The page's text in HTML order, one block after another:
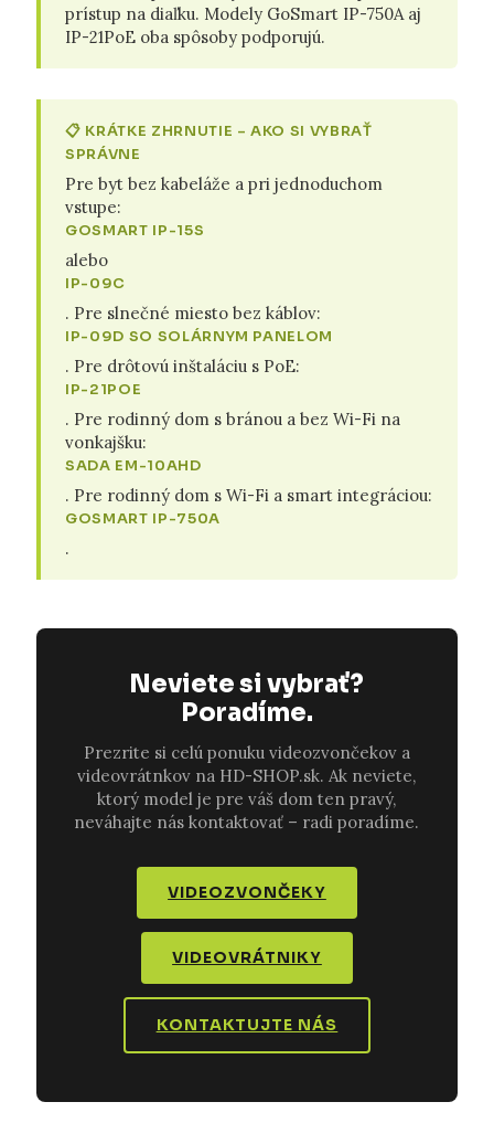
prístup na diaľku. Modely GoSmart IP-750A aj
IP-21PoE oba spôsoby podporujú.
📋 KRÁTKE ZHRNUTIE – AKO SI VYBRAŤ
SPRÁVNE
Pre byt bez kabeláže a pri jednoduchom
vstupe:
GOSMART IP-15S
alebo
IP-09C
. Pre slnečné miesto bez káblov:
IP-09D SO SOLÁRNYM PANELOM
. Pre drôtovú inštaláciu s PoE:
IP-21POE
. Pre rodinný dom s bránou a bez Wi-Fi na
vonkajšku:
SADA EM-10AHD
. Pre rodinný dom s Wi-Fi a smart integráciou:
GOSMART IP-750A
.
Neviete si vybrať?
Poradíme.
Prezrite si celú ponuku videozvončekov a
videovrátnkov na HD-SHOP.sk. Ak neviete,
ktorý model je pre váš dom ten pravý,
neváhajte nás kontaktovať – radi poradíme.
VIDEOZVONČEKY
VIDEOVRÁTNIKY
KONTAKTUJTE NÁS